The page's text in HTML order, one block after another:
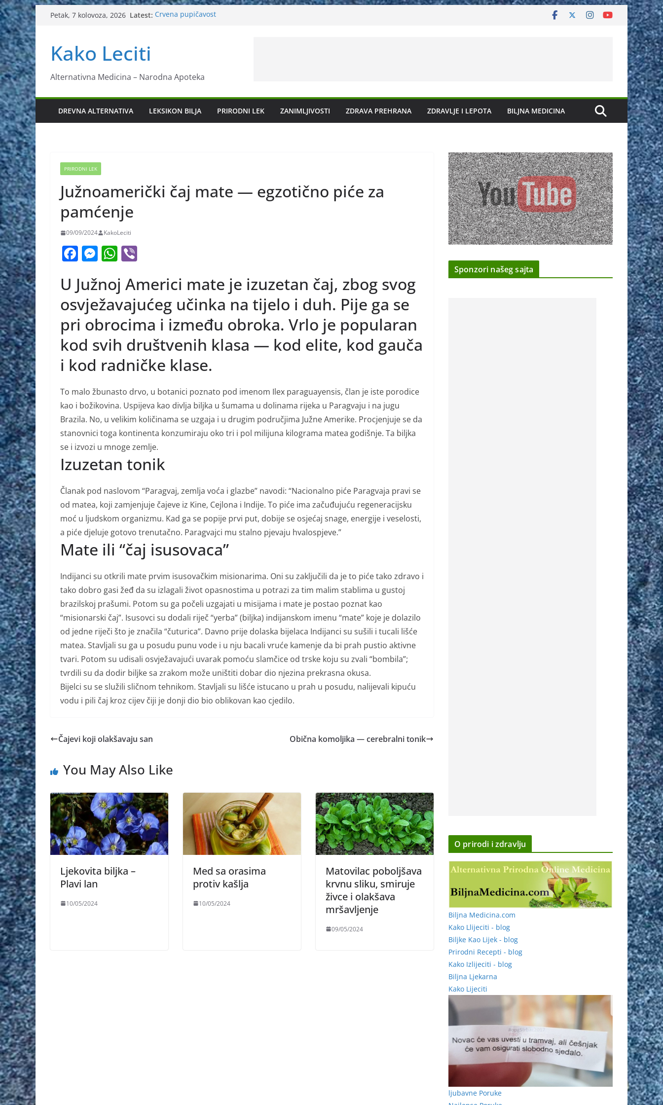
Skip
to
content
Petak, 7 kolovoza, 2026 Latest: Crvena pupičavost
Kako Leciti
Alternativna Medicina – Narodna Apoteka
DREVNA ALTERNATIVA LEKSIKON BILJA PRIRODNI LEK ZANIMLJIVOSTI ZDRAVA PREHRANA ZDRAVLJE I LEPOTA BILJNA MEDICINA
PRIRODNI LEK
Južnoamerički čaj mate — egzotično piće za
pamćenje
09/09/2024 KakoLeciti
F
c
e
b
o
o
k
M
ss
e
n
g
er
W
at
s
A
p
p
er
U Južnoj Americi mate je izuzetan čaj, zbog svog
osvježavajućeg učinka na tijelo i duh. Pije ga se
pri obrocima i između obroka. Vrlo je popularan
kod svih društvenih klasa — kod elite, kod gauča
i kod radničke klase.
To malo žbunasto drvo, u botanici poznato pod imenom Ilex paraguayensis, član je iste porodice
kao i božikovina. Uspijeva kao divlja biljka u šumama u dolinama rijeka u Paragvaju i na jugu
Brazila. No, u velikim količinama se uzgaja i u drugim područjima Južne Amerike. Procjenjuje se da
stanovnici toga kontinenta konzumiraju oko tri i pol milijuna kilograma matea godišnje. Ta biljka
se i izvozi u mnoge zemlje.
Izuzetan tonik
Članak pod naslovom “Paragvaj, zemlja voća i glazbe” navodi: “Nacionalno piće Paragvaja pravi se
od matea, koji zamjenjuje čajeve iz Kine, Cejlona i Indije. To piće ima začuđujuću regeneracijsku
moć u ljudskom organizmu. Kad ga se popije prvi put, dobije se osjećaj snage, energije i veselosti,
a piće djeluje gotovo trenutačno. Paragvajci mu stalno pjevaju hvalospjeve.”
Mate ili “čaj isusovaca”
Indijanci su otkrili mate prvim isusovačkim misionarima. Oni su zaključili da je to piće tako zdravo i
tako dobro gasi žeđ da su izlagali život opasnostima u potrazi za tim malim stablima u gustoj
brazilskoj prašumi. Potom su ga počeli uzgajati u misijama i mate je postao poznat kao
“misionarski čaj”. Isusovci su dodali riječ “yerba” (biljka) indijanskom imenu “mate” koje je dolazilo
od jedne riječi što je značila “čuturica”. Davno prije dolaska bijelaca Indijanci su sušili i tucali lišće
matea. Stavljali su ga u posudu punu vode i u nju bacali vruće kamenje da bi prah pustio aktivne
tvari. Potom su udisali osvježavajući uvarak pomoću slamčice od trske koju su zvali “bombila”;
tvrdili su da dodir biljke sa zrakom može uništiti dobar dio njezina prekrasna okusa.
Bijelci su se služili sličnom tehnikom. Stavljali su lišće istucano u prah u posudu, nalijevali kipuću
vodu i pili čaj kroz cijev čiji je donji dio bio oblikovan kao cjedilo.
Čajevi koji olakšavaju san Obična komoljika — cerebralni tonik
You May Also Like
Ljekovita biljka –
Plavi lan
10/05/2024
Med sa orasima
protiv kašlja
10/05/2024
Matovilac poboljšava
krvnu sliku, smiruje
živce i olakšava
mršavljenje
09/05/2024
Sponzori našeg sajta
O prirodi i zdravlju
Biljna Medicina.com
Kako Llijeciti - blog
Biljke Kao Lijek - blog
Prirodni Recepti - blog
Kako Izlijeciti - blog
Biljna Ljekarna
Kako Lijeciti
ljubavne Poruke